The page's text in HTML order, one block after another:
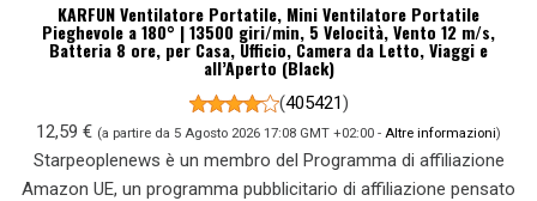
KARFUN Ventilatore Portatile, Mini Ventilatore Portatile
Pieghevole a 180° | 13500 giri/min, 5 Velocità, Vento 12 m/s,
Batteria 8 ore, per Casa, Ufficio, Camera da Letto, Viaggi e
all’Aperto (Black)
(405421)
12,59 € (a partire da 5 Agosto 2026 17:08 GMT +02:00 - Altre informazioni)
Starpeoplenews è un membro del Programma di affiliazione
Amazon UE, un programma pubblicitario di affiliazione pensato